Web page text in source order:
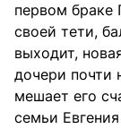
первом браке
своей тети,
выходит,
дочери почти
мешает его
семьи